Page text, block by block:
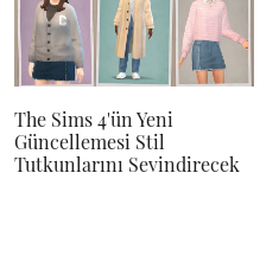
The Sims 4'ün Yeni
Güncellemesi Stil
Tutkunlarını Sevindirecek